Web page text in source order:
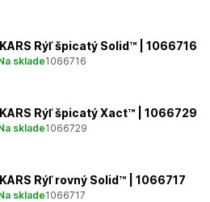
Rýľ špicatý Solid™ | 1066716
sklade1066716
Rýľ špicatý Xact™ | 1066729
sklade1066729
Rýľ rovný Solid™ | 1066717
sklade1066717